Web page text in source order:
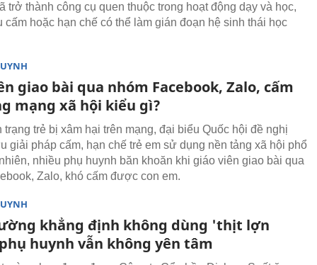
trở thành công cụ quen thuộc trong hoạt động dạy và học,
cấm hoặc hạn chế có thể làm gián đoạn hệ sinh thái học
giao bài qua nhóm Facebook, Zalo, cấm
mạng xã hội kiểu gì?
trẻ bị xâm hại trên mạng, đại biểu Quốc hội đề nghị
giải pháp cấm, hạn chế trẻ em sử dụng nền tảng xã hội phổ
nhiều phụ huynh băn khoăn khi giáo viên giao bài qua
Zalo, khó cấm được con em.
khẳng định không dùng 'thịt lợn
huynh vẫn không yên tâm